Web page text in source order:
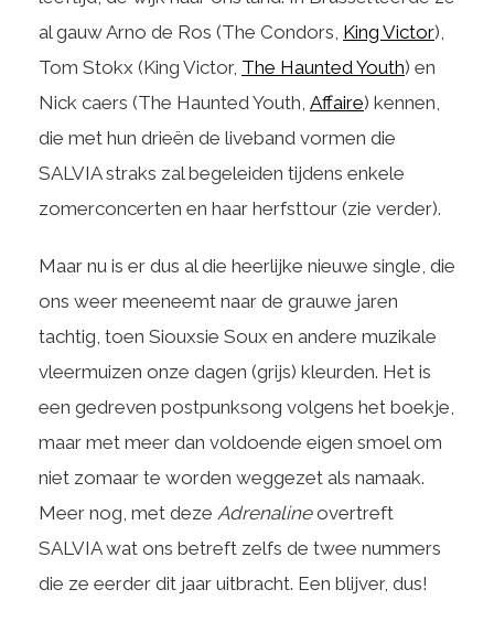
al gauw Arno de Ros (The Condors, King Victor),
Tom Stokx (King Victor, The Haunted Youth) en
Nick caers (The Haunted Youth, Affaire) kennen,
die met hun drieën de liveband vormen die
SALVIA straks zal begeleiden tijdens enkele
zomerconcerten en haar herfsttour (zie verder).
Maar nu is er dus al die heerlijke nieuwe single, die
ons weer meeneemt naar de grauwe jaren
tachtig, toen Siouxsie Soux en andere muzikale
vleermuizen onze dagen (grijs) kleurden. Het is
een gedreven postpunksong volgens het boekje,
maar met meer dan voldoende eigen smoel om
niet zomaar te worden weggezet als namaak.
Meer nog, met deze Adrenalineovertreft
SALVIA wat ons betreft zelfs de twee nummers
die ze eerder dit jaar uitbracht. Een blijver, dus!